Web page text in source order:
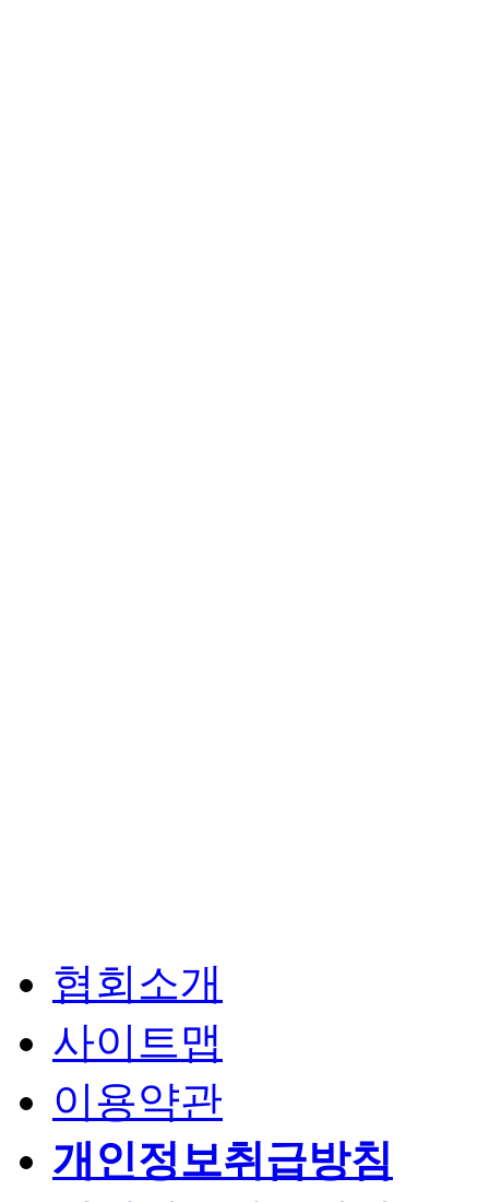
협회소개
사이트맵
이용약관
개인정보취급방침